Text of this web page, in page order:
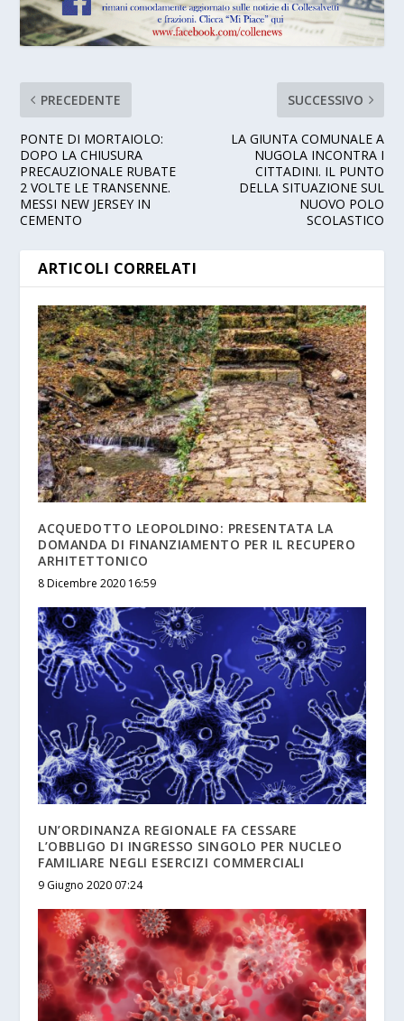
PRECEDENTE
PONTE DI MORTAIOLO:
DOPO LA CHIUSURA
PRECAUZIONALE RUBATE
2 VOLTE LE TRANSENNE.
MESSI NEW JERSEY IN
CEMENTO
SUCCESSIVO
LA GIUNTA COMUNALE A
NUGOLA INCONTRA I
CITTADINI. IL PUNTO
DELLA SITUAZIONE SUL
NUOVO POLO
SCOLASTICO
ARTICOLI CORRELATI
ACQUEDOTTO LEOPOLDINO: PRESENTATA LA
DOMANDA DI FINANZIAMENTO PER IL RECUPERO
ARHITETTONICO
8 Dicembre 2020 16:59
UN’ORDINANZA REGIONALE FA CESSARE
L’OBBLIGO DI INGRESSO SINGOLO PER NUCLEO
FAMILIARE NEGLI ESERCIZI COMMERCIALI
9 Giugno 2020 07:24